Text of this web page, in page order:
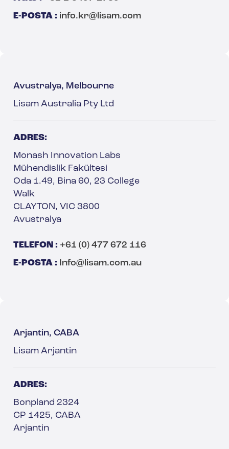
E-POSTA : info.kr@lisam.com
Avustralya, Melbourne
Lisam Australia Pty Ltd
ADRES:
Monash Innovation Labs
Mühendislik Fakültesi
Oda 1.49, Bina 60, 23 College
Walk
CLAYTON, VIC 3800
Avustralya
TELEFON : +61 (0) 477 672 116
E-POSTA : Info@lisam.com.au
Arjantin, CABA
Lisam Arjantin
ADRES:
Bonpland 2324
CP 1425, CABA
Arjantin